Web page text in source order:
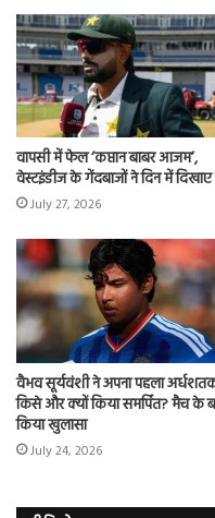
वापसी में फेल ‘कप्तान बाबर आजम’,
वेस्टइंडीज के गेंदबाजों ने दिन में दिखाए
July 27, 2026
वैभव सूर्यवंशी ने अपना पहला
किसे और क्‍यों किया समर्पित? मैच के
किया खुलासा
July 24, 2026